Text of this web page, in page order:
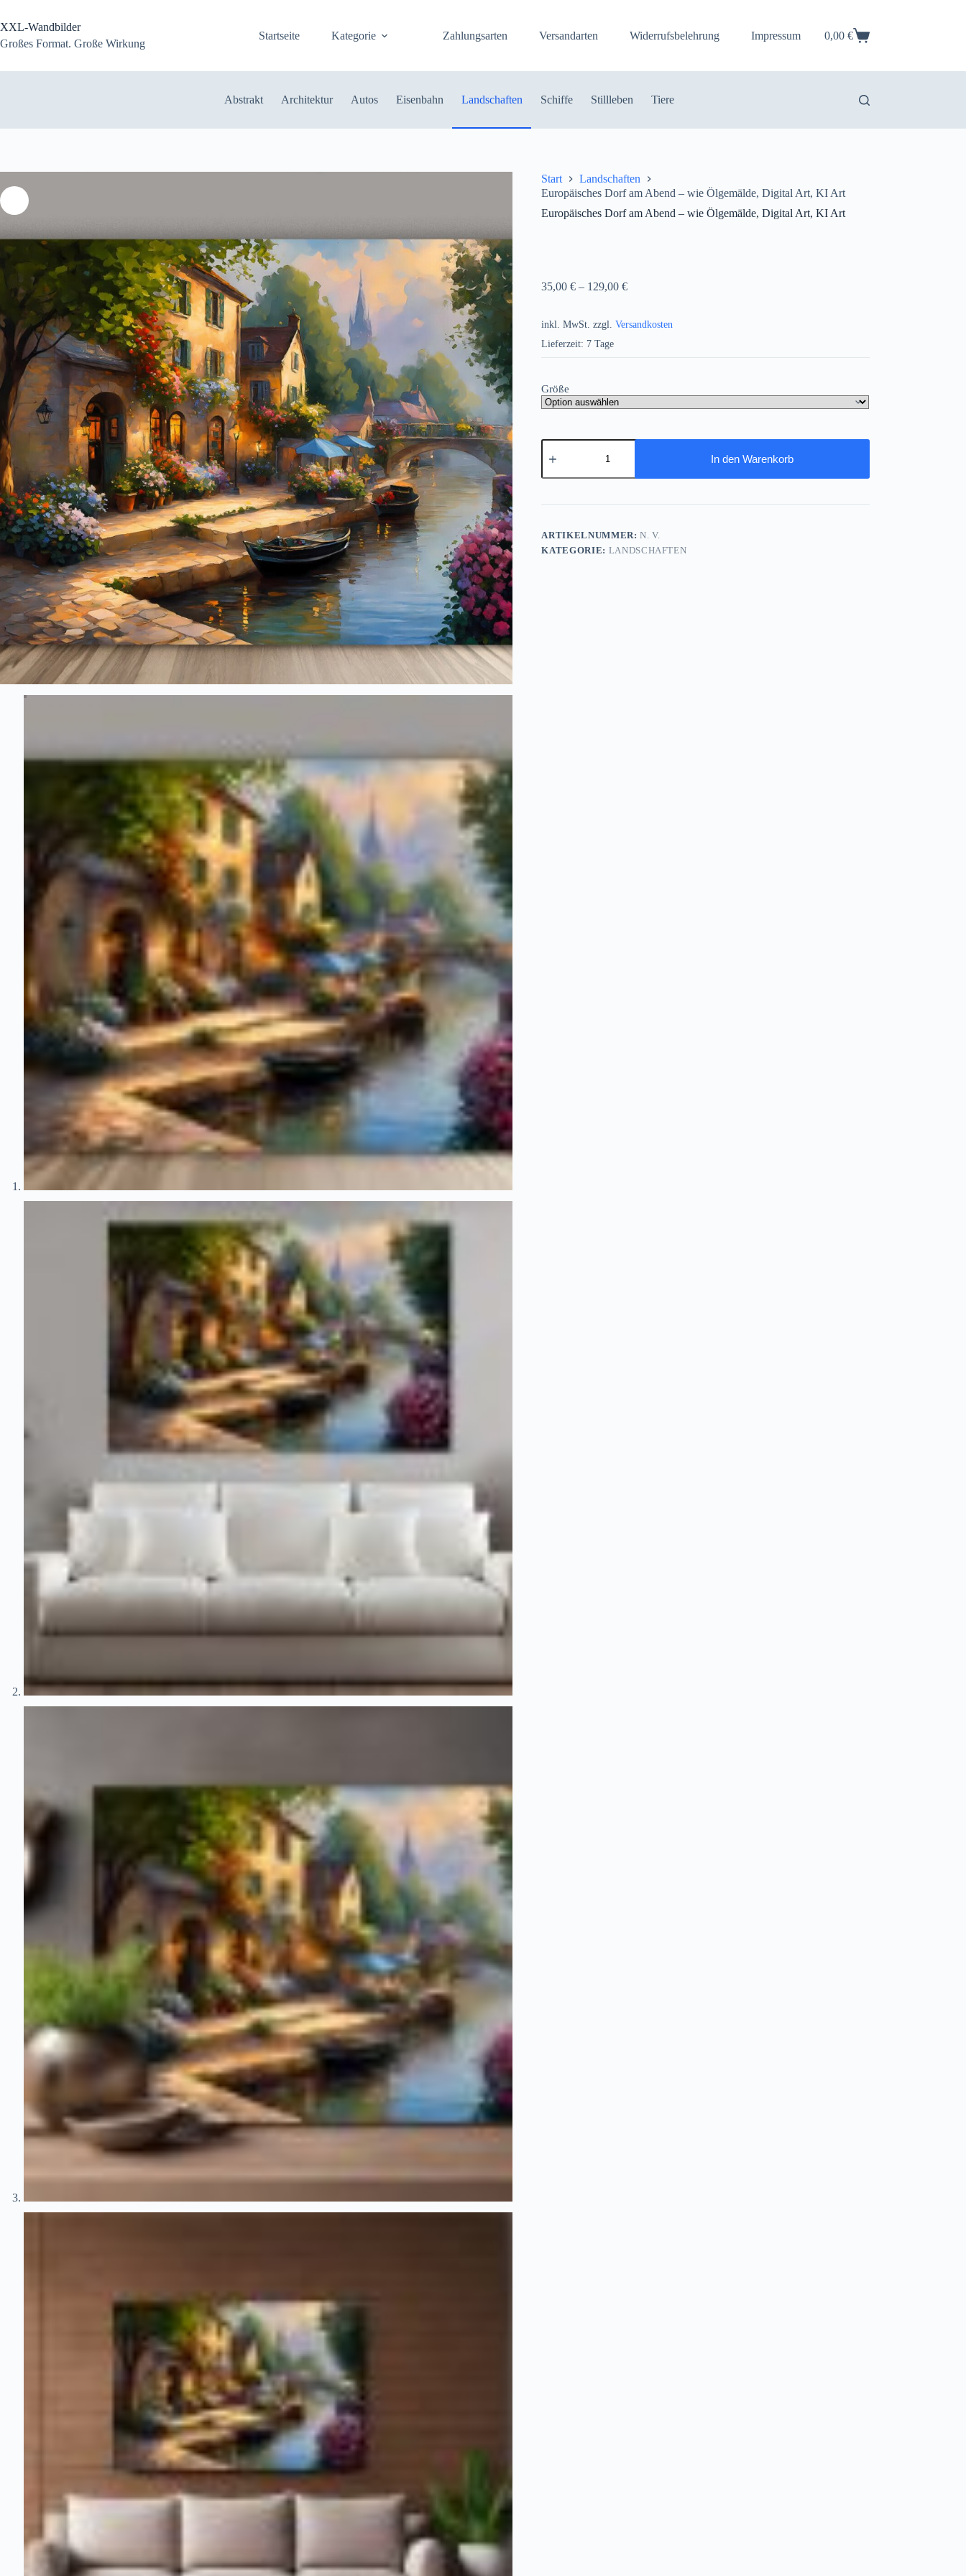
springen
XXL-Wandbilder
Großes Format. Große Wirkung
Startseite Kategorie Zahlungsarten Versandarten Widerrufsbelehrung Impressum Warenkorb
0,00 €
Abstrakt Architektur Autos Eisenbahn Landschaften Schiffe Stillleben Tiere
Start
Landschaften
Europäisches Dorf am Abend – wie Ölgemälde, Digital Art, KI Art
Europäisches Dorf am Abend – wie Ölgemälde, Digital Art, KI Art
35,00€ – 129,00€
inkl. MwSt. zzgl.Versandkosten
Lieferzeit: 7 Tage
Größe
Europäisches
Dorf
Abend
wie
Digital
Art,
KI
In den Warenkorb
ARTIKELNUMMER:N. V.
KATEGORIE: LANDSCHAFTEN